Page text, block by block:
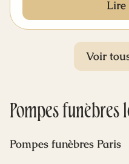
rendre hommage à la
sembler impossible.
nombreuses familles
vers la poésie lors de
d'enterrement pour
poème pour les
Lire
Voir
Pompes funèbres
Pompes funèbres Paris